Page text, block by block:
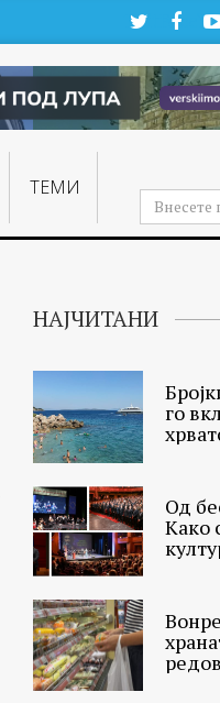
Twitter
ТЕМИ
НАЈЧИТАНИ
го
Од
Како